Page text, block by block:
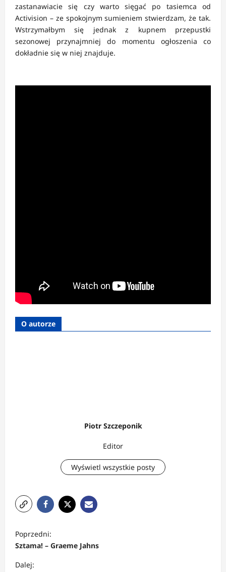
zastanawiacie się czy warto sięgać po tasiemca od
Activision – ze spokojnym sumieniem stwierdzam, że tak.
Wstrzymałbym się jednak z kupnem przepustki
sezonowej przynajmniej do momentu ogłoszenia co
dokładnie się w niej znajduje.
O autorze
Piotr Szczeponik
Editor
Wyświetl wszystkie posty
o
b
Poprzedni:
Sztama! – Graeme Jahns
Dalej: